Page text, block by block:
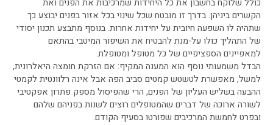
כולל שלוקח בחשבון את כל היחידות שמרכיבות את הפנים ואת
הקשרים ביניהן. בדרך זו מובטח שכל שינוי בכל אזור בפנים יבוצע כך
שתהיה לו השפעה חיובית על יחידות אחרות. בנוסף מתבצע תכנון יסודי
של התהליך כולו על-מנת להבטיח את השיפור המיטבי בהתאם
למאפיינים הספציפיים של כל מטופל ומטופלת.
הבדל משמעותי נוסף הוא המענה המקיף: אם הזרקת חומצה היאלרונית,
למשל, מאפשרת לטשטש קמטים סביב הפה אבל אינה רלוונטית לקמטי
ההבעה בשליש העליון של הפנים, הרי שהפיסול מספק פתרון אפקטיבי
לשורה ארוכה של דברים שהמטופלים רוצים לשנות בפניהם שלהם
ובפרט לחמשת המרכיבים שפורטו בסעיף הקודם.